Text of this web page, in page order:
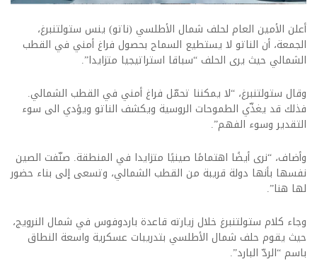
أعلن الأمين العام لحلف شمال الأطلسي (ناتو) ينس ستولتنبرغ،
الجمعة، أن الناتو لا يستطيع السماح بحصول فراغ أمني في القطب
الشمالي حيث يرى الحلف “سباقا استراتيجيا متزايدا”.
وقال ستولتنبرغ، “لا يمكننا تحمّل فراغ أمني في القطب الشمالي.
فذلك قد يغذّي الطموحات الروسية ويكشف الناتو ويؤدي الى سوء
التقدير وسوء الفهم”.
وأضاف، “نرى أيضًا اهتمامًا صينيًا متزايدا في المنطقة. صنّفت الصين
نفسها بأنها دولة قريبة من القطب الشمالي، وتسعى إلى بناء حضور
لها هنا”.
وجاء كلام ستولتنبرغ خلال زيارته قاعدة باردوفوس في شمال النرويج،
حيث يقوم حلف شمال الأطلسي بتدريبات عسكرية واسعة النطاق
باسم “الردّ البارد”.